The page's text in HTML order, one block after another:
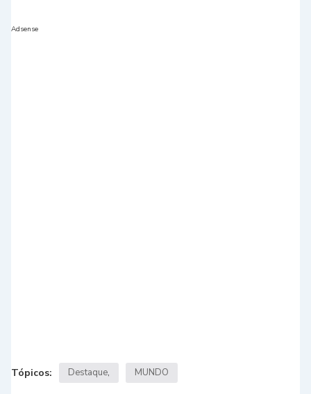
Adsense
Tópicos: Destaque MUNDO